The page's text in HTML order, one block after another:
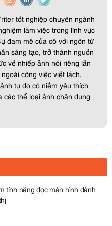
tốt nghiệp chuyên ngành
làm việc trong lĩnh vực
đam mê của cô với ngôn từ
sáng tạo, trở thành nguồn
về nhiếp ảnh nói riêng lẫn
công việc viết lách,
tự do có niềm yêu thích
các thể loại ảnh chân dung
tính năng đọc màn hình dành